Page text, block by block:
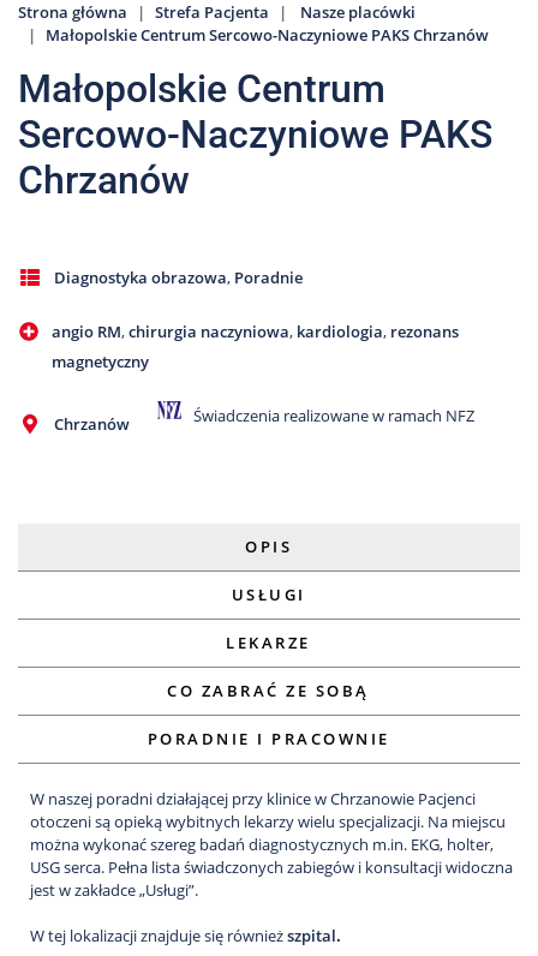
Strona główna Strefa Pacjenta
Nasze placówki
Małopolskie Centrum Sercowo-Naczyniowe PAKS Chrzanów
Małopolskie Centrum
Sercowo-Naczyniowe PAKS
Chrzanów
Diagnostyka obrazowa, Poradnie
angio RM,chirurgia naczyniowa, kardiologia, rezonans
magnetyczny
Chrzanów Świadczenia realizowane w ramach NFZ
OPIS
USŁUGI
LEKARZE
CO ZABRAĆ ZE SOBĄ
PORADNIE I PRACOWNIE
W naszej poradni działającej przy klinice w Chrzanowie Pacjenci
otoczeni są opieką wybitnych lekarzy wielu specjalizacji. Na miejscu
można wykonać szereg badań diagnostycznych m.in. EKG, holter,
USG serca. Pełna lista świadczonych zabiegów i konsultacji widoczna
jest w zakładce „Usługi”.
W tej lokalizacji znajduje się równieższpital.